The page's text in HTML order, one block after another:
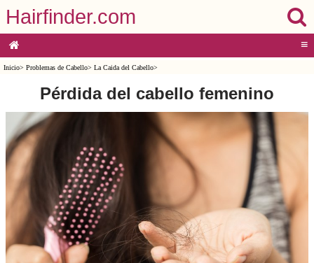
Hairfinder.com
≡
Inicio> Problemas de Cabello> La Caida del Cabello>
Pérdida del cabello femenino